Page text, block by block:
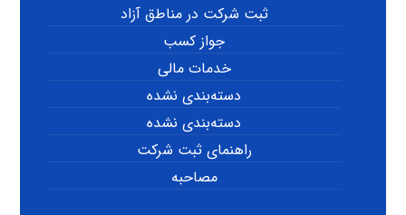
ثبت شرکت در مناطق آزاد
جواز کسب
خدمات مالی
دسته‌بندی نشده
دسته‌بندی نشده
راهنمای ثبت شرکت
مصاحبه